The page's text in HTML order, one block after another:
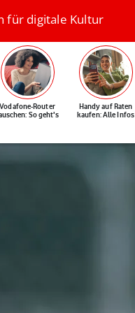
für digitale Kultur
Vodafone-Router
So geht's
Handy auf Raten
kaufen: Alle Infos